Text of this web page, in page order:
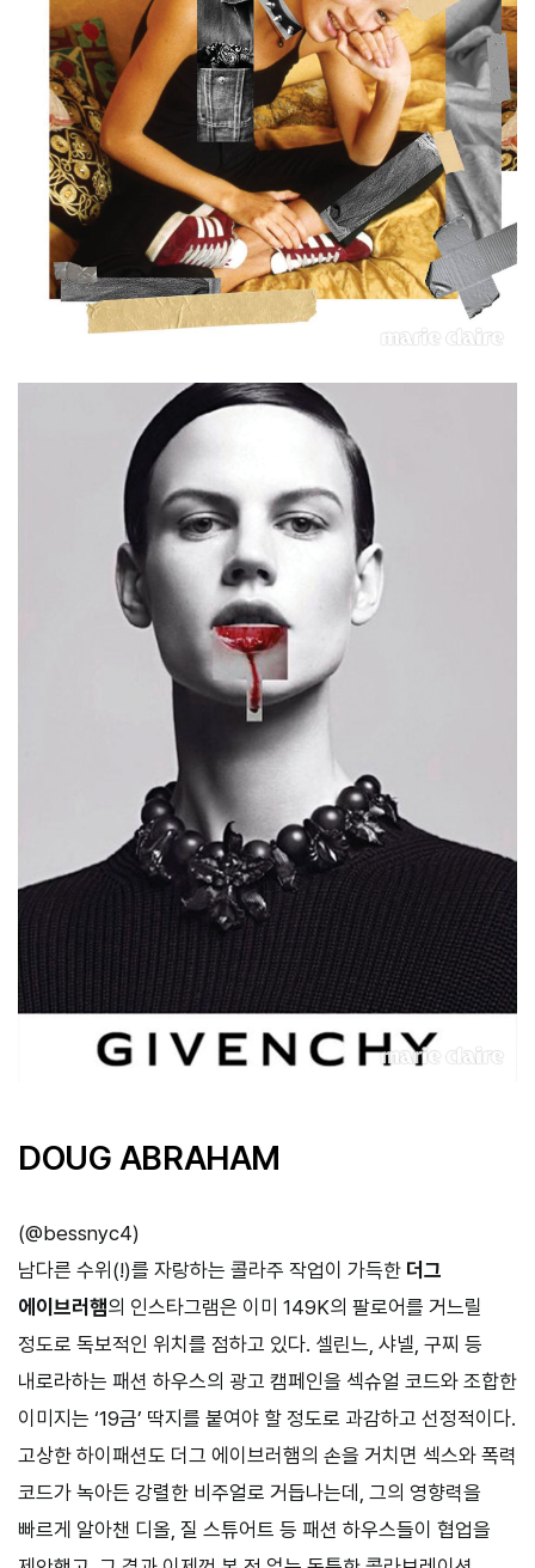
DOUG ABRAHAM
(@bessnyc4)
남다른 수위(!)를 자랑하는 콜라주 작업이 가득한 더그
에이브러햄의 인스타그램은 이미 149K의 팔로어를 거느릴
정도로 독보적인 위치를 점하고 있다. 셀린느, 샤넬, 구찌 등
내로라하는 패션 하우스의 광고 캠페인을 섹슈얼 코드와 조합한
이미지는 ‘19금’ 딱지를 붙여야 할 정도로 과감하고 선정적이다.
고상한 하이패션도 더그 에이브러햄의 손을 거치면 섹스와 폭력
코드가 녹아든 강렬한 비주얼로 거듭나는데, 그의 영향력을
빠르게 알아챈 디올, 질 스튜어트 등 패션 하우스들이 협업을